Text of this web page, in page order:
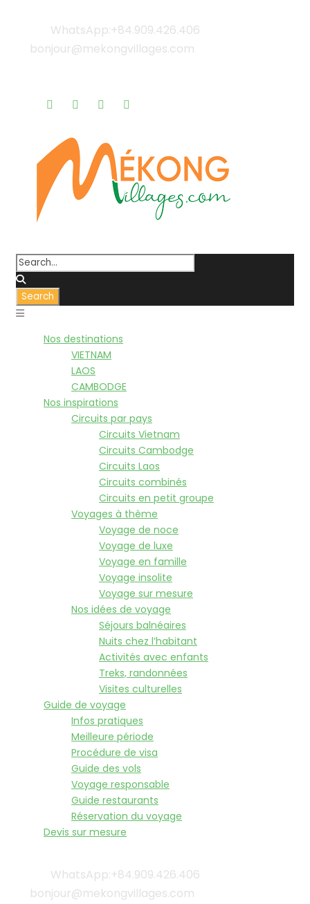
WhatsApp:+84.909.426.406
bonjour@mekongvillages.com
Nos destinations
VIETNAM
LAOS
CAMBODGE
Nos inspirations
Circuits par pays
Circuits Vietnam
Circuits Cambodge
Circuits Laos
Circuits combinés
Circuits en petit groupe
Voyages à thème
Voyage de noce
Voyage de luxe
Voyage en famille
Voyage insolite
Voyage sur mesure
Nos idées de voyage
Séjours balnéaires
Nuits chez l’habitant
Activités avec enfants
Treks, randonnées
Visites culturelles
Guide de voyage
Infos pratiques
Meilleure période
Procédure de visa
Guide des vols
Voyage responsable
Guide restaurants
Réservation du voyage
Devis sur mesure
WhatsApp:+84.909.426.406
bonjour@mekongvillages.com